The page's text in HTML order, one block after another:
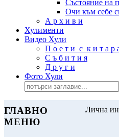
Състояние на
Очи към себе
А р х и в и
Хулименти
Видео Хули
П о е т и с к и т а р
С ъ б и т и я
Д р у г и
Фото Хули
ГЛАВНО
МЕНЮ
Лична